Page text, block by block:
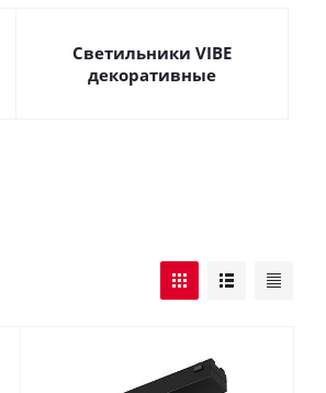
Светильники VIBE
декоративные